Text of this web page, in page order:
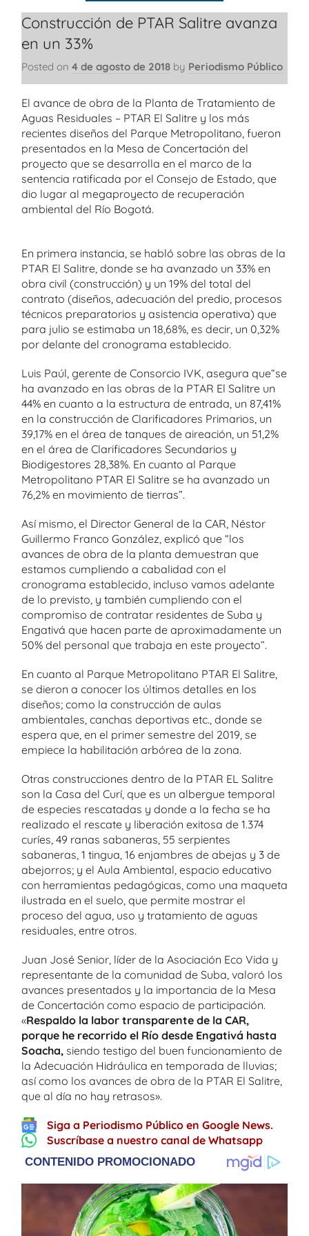
Construcción de PTAR Salitre avanza
en un 33%
Posted on 4 de agosto de 2018 by Periodismo Público
El avance de obra de la Planta de Tratamiento de
Aguas Residuales – PTAR El Salitre y los más
recientes diseños del Parque Metropolitano, fueron
presentados en la Mesa de Concertación del
proyecto que se desarrolla en el marco de la
sentencia ratificada por el Consejo de Estado, que
dio lugar al megaproyecto de recuperación
ambiental del Río Bogotá.
En primera instancia, se habló sobre las obras de la
PTAR El Salitre, donde se ha avanzado un 33% en
obra civil (construcción) y un 19% del total del
contrato (diseños, adecuación del predio, procesos
técnicos preparatorios y asistencia operativa) que
para julio se estimaba un 18,68%, es decir, un 0,32%
por delante del cronograma establecido.
Luis Paúl, gerente de Consorcio IVK, asegura que“se
ha avanzado en las obras de la PTAR El Salitre un
44% en cuanto a la estructura de entrada, un 87,41%
en la construcción de Clarificadores Primarios, un
39,17% en el área de tanques de aireación, un 51,2%
en el área de Clarificadores Secundarios y
Biodigestores 28,38%. En cuanto al Parque
Metropolitano PTAR El Salitre se ha avanzado un
76,2% en movimiento de tierras”.
Así mismo, el Director General de la CAR, Néstor
Guillermo Franco González, explicó que “los
avances de obra de la planta demuestran que
estamos cumpliendo a cabalidad con el
cronograma establecido, incluso vamos adelante
de lo previsto, y también cumpliendo con el
compromiso de contratar residentes de Suba y
Engativá que hacen parte de aproximadamente un
50% del personal que trabaja en este proyecto”.
En cuanto al Parque Metropolitano PTAR El Salitre,
se dieron a conocer los últimos detalles en los
diseños; como la construcción de aulas
ambientales, canchas deportivas etc., donde se
espera que, en el primer semestre del 2019, se
empiece la habilitación arbórea de la zona.
Otras construcciones dentro de la PTAR EL Salitre
son la Casa del Curí, que es un albergue temporal
de especies rescatadas y donde a la fecha se ha
realizado el rescate y liberación exitosa de 1.374
curíes, 49 ranas sabaneras, 55 serpientes
sabaneras, 1 tingua, 16 enjambres de abejas y 3 de
abejorros; y el Aula Ambiental, espacio educativo
con herramientas pedagógicas, como una maqueta
ilustrada en el suelo, que permite mostrar el
proceso del agua, uso y tratamiento de aguas
residuales, entre otros.
Juan José Senior, líder de la Asociación Eco Vida y
representante de la comunidad de Suba, valoró los
avances presentados y la importancia de la Mesa
de Concertación como espacio de participación.
«Respaldo la labor transparente de la CAR,
porque he recorrido el Río desde Engativá hasta
Soacha, siendo testigo del buen funcionamiento de
la Adecuación Hidráulica en temporada de lluvias;
así como los avances de obra de la PTAR El Salitre,
que al día no hay retrasos».
Siga a Periodismo Público en Google News.
Suscríbase a nuestro canal de Whatsapp